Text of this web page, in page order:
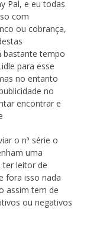
Pal, e eu todas
com
ou cobrança,
bastante tempo
para esse
no entanto
no
encontrar e
o nª série o
uma
leitor de
fora isso nada
assim tem de
ou negativos